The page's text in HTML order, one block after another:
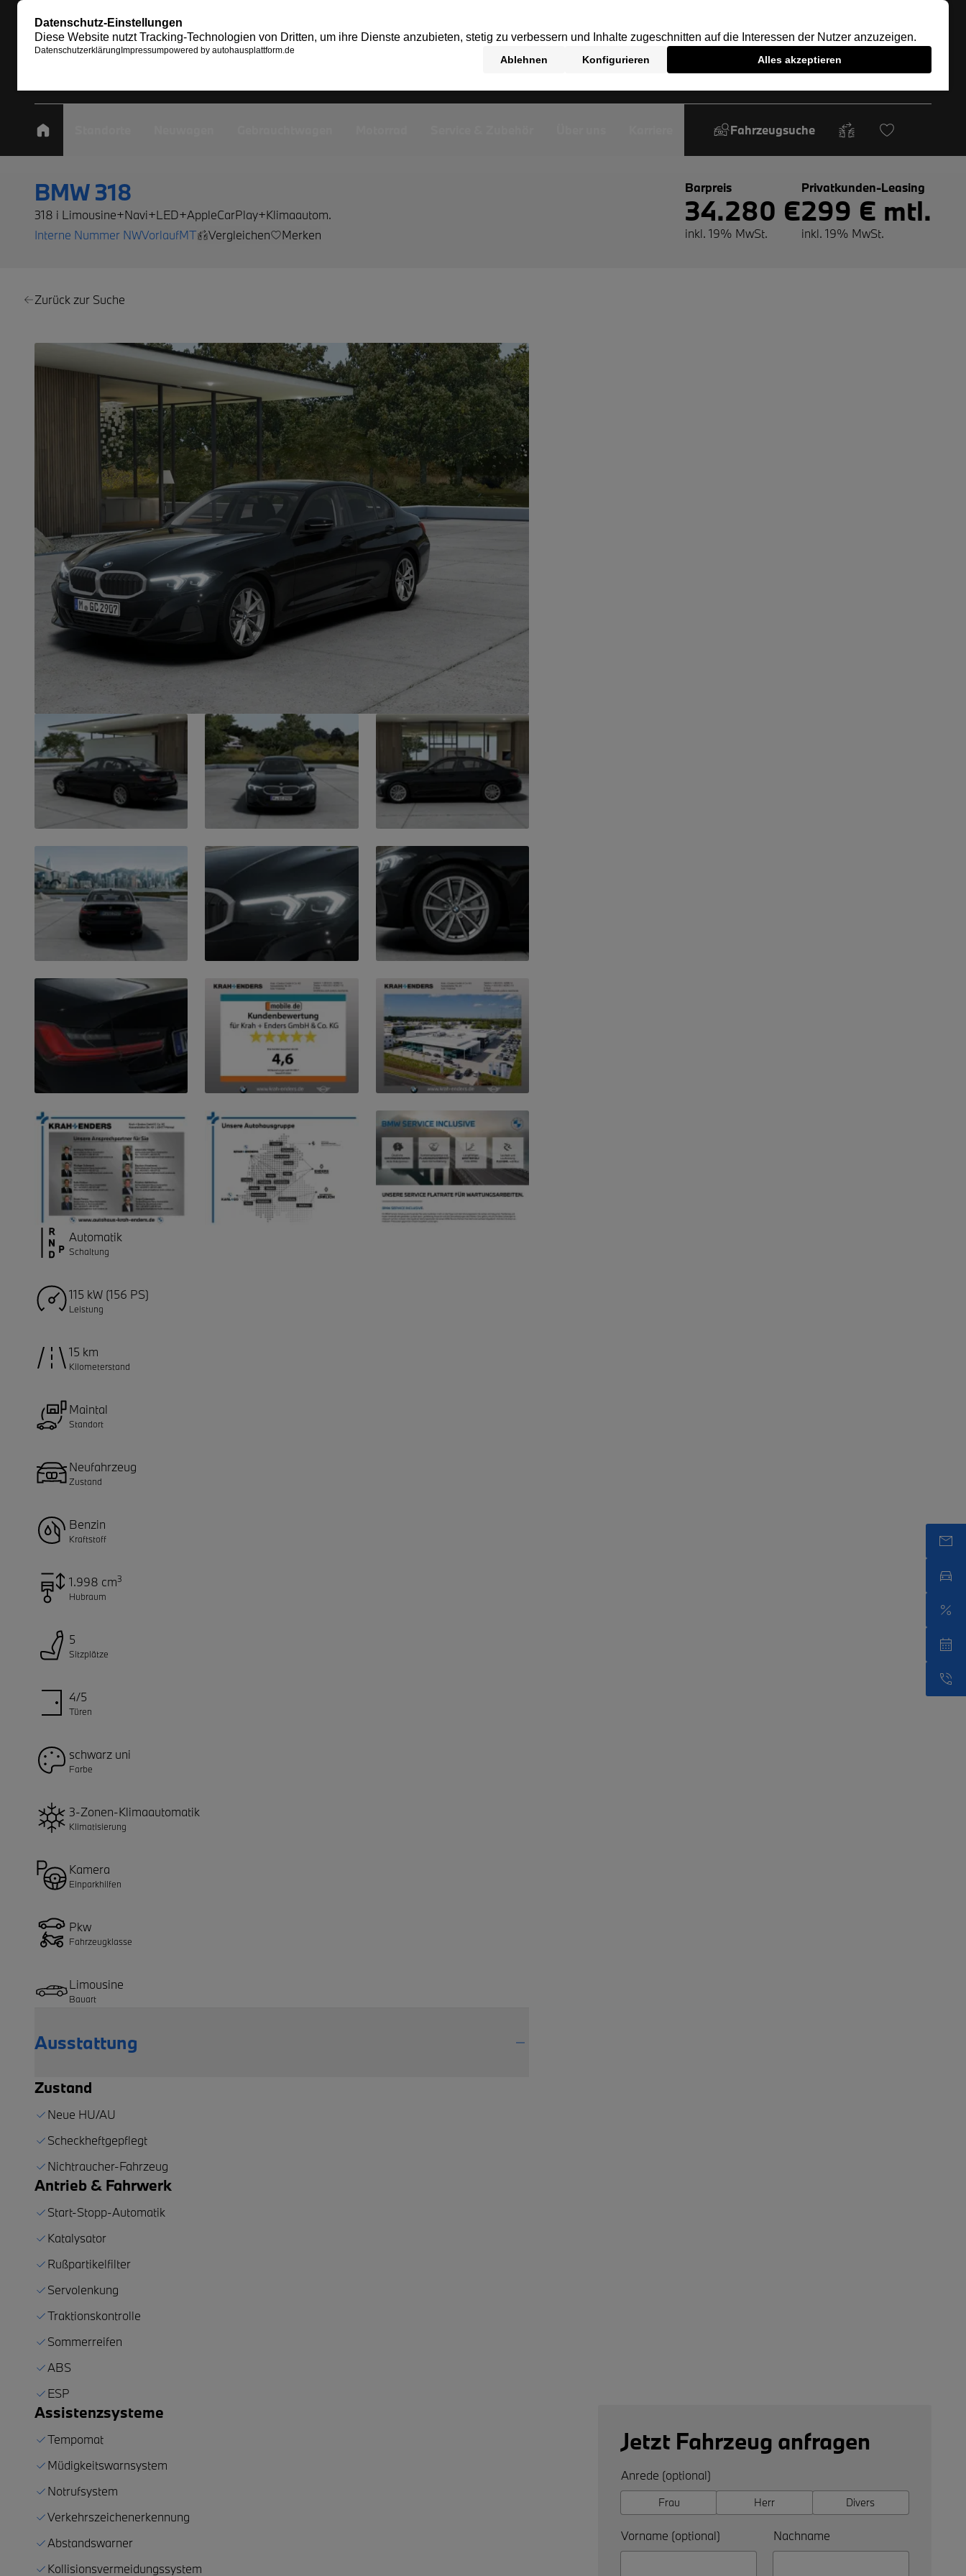
Fahrzeugsuche
BMW 318
318 i Limousine+Navi+LED+AppleCarPlay+Klimaautom.
Interne Nummer NWVorlaufMT
Vergleichen Merken
Barpreis
34.280 €
inkl. 19% MwSt.
Privatkunden-Leasing
299 € mtl.
inkl. 19% MwSt.
Zurück zur Suche
Automatik
Schaltung
115 kW (156 PS)
Leistung
15 km
Kilometerstand
Maintal
Standort
Neufahrzeug
Zustand
Benzin
Kraftstoff
1.998 cm3
Hubraum
5
Sitzplätze
4/5
Türen
schwarz uni
Farbe
3-Zonen-Klimaautomatik
Klimatisierung
Kamera
Einparkhilfen
Pkw
Fahrzeugklasse
Limousine
Bauart
Ausstattung
Zustand
Neue HU/AU
Scheckheftgepflegt
Nichtraucher-Fahrzeug
Antrieb & Fahrwerk
Start-Stopp-Automatik
Katalysator
Rußpartikelfilter
Servolenkung
Traktionskontrolle
Sommerreifen
ABS
ESP
Assistenzsysteme
Tempomat
Müdigkeitswarnsystem
Notrufsystem
Verkehrszeichenerkennung
Abstandswarner
Kollisionsvermeidungssystem
Jetzt Fahrzeug anfragen
Anrede (optional)
Frau Herr Divers
Vorname (optional) Nachname